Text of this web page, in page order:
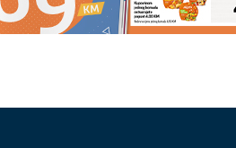
(82), sin joj presudio dok mu je